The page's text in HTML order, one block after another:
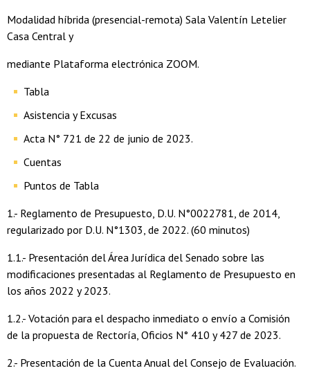
Modalidad híbrida (presencial-remota) Sala Valentín Letelier
Casa Central y
mediante Plataforma electrónica ZOOM.
Tabla
Asistencia y Excusas
Acta N° 721 de 22 de junio de 2023.
Cuentas
Puntos de Tabla
1.- Reglamento de Presupuesto, D.U. N°0022781, de 2014,
regularizado por D.U. N°1303, de 2022. (60 minutos)
1.1.- Presentación del Área Jurídica del Senado sobre las
modificaciones presentadas al Reglamento de Presupuesto en
los años 2022 y 2023.
1.2.- Votación para el despacho inmediato o envío a Comisión
de la propuesta de Rectoría, Oficios N° 410 y 427 de 2023.
2.- Presentación de la Cuenta Anual del Consejo de Evaluación.